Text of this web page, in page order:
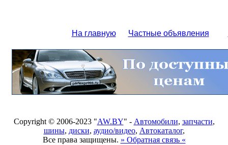
На главную Частные объявления
Copyright © 2006-2023 "AW.BY" - Автомобили, запчасти,
шины, диски, аудио/видео, Автокаталог,
Все права защищены. » Обратная связь «